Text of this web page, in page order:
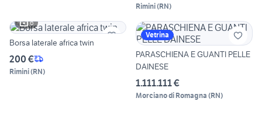
Rimini(RN)
6
Borsa laterale africa twin
200 €
Rimini(RN)
Vetrina
PARASCHIENA E GUANTI PELLE
DAINESE
1.111.111 €
Morciano di Romagna (RN)